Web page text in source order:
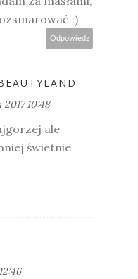
:)
Odpowiedz
10:48
ale
świetnie